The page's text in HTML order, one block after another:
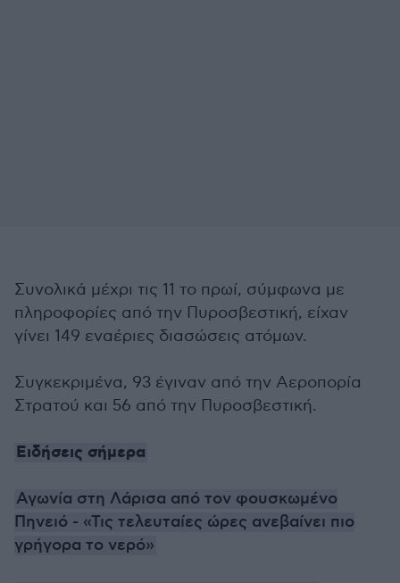
Συνολικά μέχρι τις 11 το πρωί, σύμφωνα με
πληροφορίες από την Πυροσβεστική, είχαν
γίνει 149 εναέριες διασώσεις ατόμων.
Συγκεκριμένα, 93 έγιναν από την Αεροπορία
Στρατού και 56 από την Πυροσβεστική.
Ειδήσεις σήμερα
Αγωνία στη Λάρισα από τον φουσκωμένο
Πηνειό - «Τις τελευταίες ώρες ανεβαίνει πιο
γρήγορα το νερό»